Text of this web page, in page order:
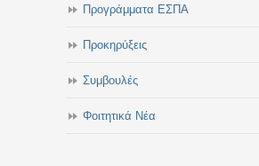
Προγράμματα ΕΣΠΑ
Προκηρύξεις
Συμβουλές
Φοιτητικά Νέα